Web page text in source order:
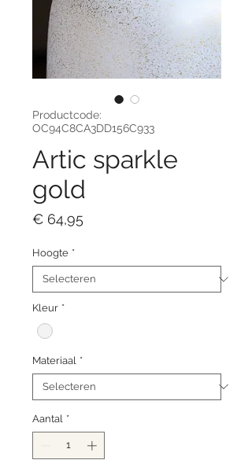
Productcode:
OC94C8CA3DD156C933
Artic sparkle
gold
€ 64,95Prijs
Hoogte *
Kleur *
Materiaal *
Aantal *